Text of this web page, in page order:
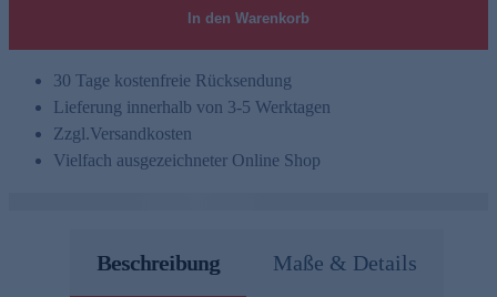
In den Warenkorb
30 Tage kostenfreie Rücksendung
Lieferung innerhalb von 3-5 Werktagen
Zzgl.Versandkosten
Vielfach ausgezeichneter Online Shop
Beschreibung Maße & Details